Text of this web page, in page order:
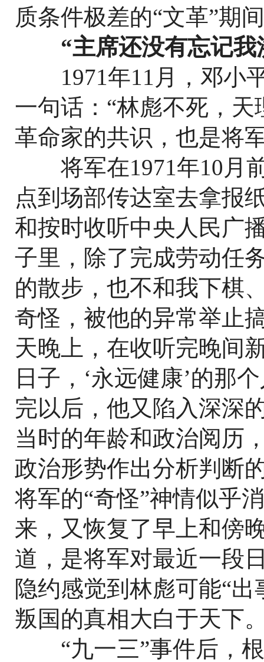
质条件极差的“文革”期
“主席还没有忘记
1971年11月，邓小平
一句话：“林彪不死，
革命家的共识，也是将
将军在1971年10月前
点到场部传达室去拿报
和按时收听中央人民广
子里，除了完成劳动任
的散步，也不和我下棋
奇怪，被他的异常举止
天晚上，在收听完晚间
日子，‘永远健康’的那
完以后，他又陷入深深
当时的年龄和政治阅历
政治形势作出分析判断
将军的“奇怪”神情似乎
来，又恢复了早上和傍
道，是将军对最近一段
隐约感觉到林彪可能“
叛国的真相大白于天下
“九一三”事件后，根